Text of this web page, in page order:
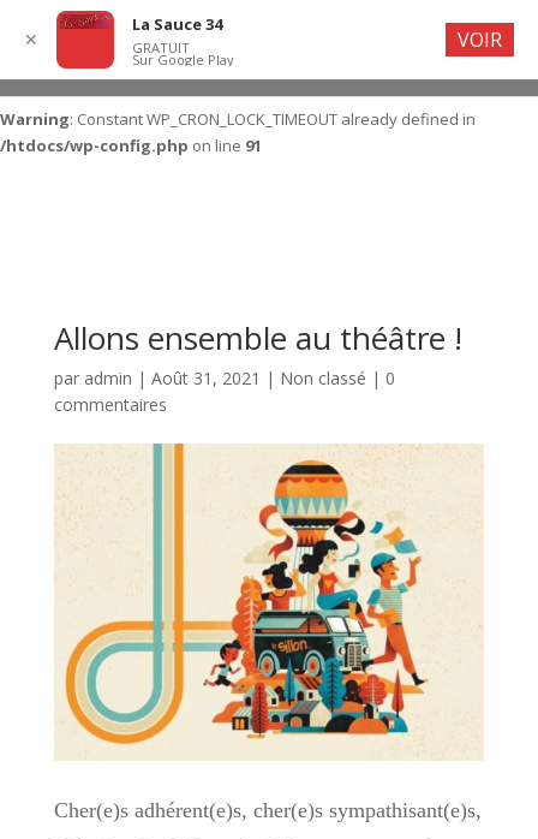
Warning : Constant WP_CRON_LOCK_TIMEOUT already defined in
/htdocs/wp-config.php on line 91
Allons ensemble au théâtre !
par admin | Août 31, 2021 | Non classé | 0
commentaires
Cher(e)s adhérent(e)s, cher(e)s sympathisant(e)s,
✕
La Sauce 34
GRATUIT
Sur Google Play
VOIR